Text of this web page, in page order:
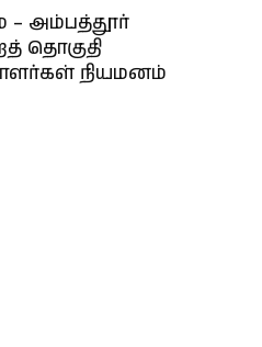
அம்பத்தூர்
தொகுதி
நியமனம்